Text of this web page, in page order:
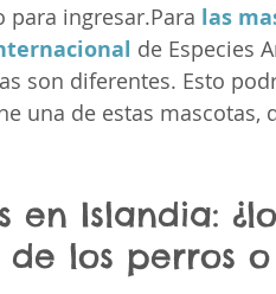
ingresar.Para las
de Especies
son diferentes. Esto
una de estas
en Islandia:
de los perros